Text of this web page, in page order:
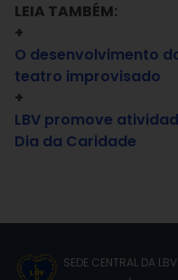
LEIA TAMBÉM:
+
O desenvolvimento
teatro improvisado
+
LBV promove
Dia da Caridade
SEDE CENTRAL DA